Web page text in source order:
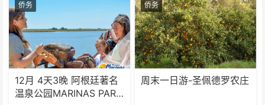
侨务
12月 4天3晚 阿根廷著名
温泉公园MARINAS PARK
侨务
周末一日游-圣佩德罗农庄